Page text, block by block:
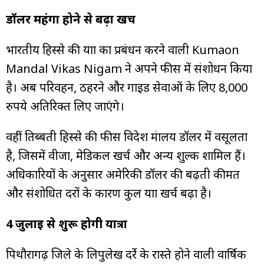
डॉलर महंगा होने से बढ़ा खर्च
भारतीय हिस्से की यात्रा का प्रबंधन करने वाली Kumaon
Mandal Vikas Nigam ने अपने फीस में संशोधन किया
है। अब परिवहन, ठहरने और गाइड सेवाओं के लिए 8,000
रुपये अतिरिक्त लिए जाएंगे।
वहीं तिब्बती हिस्से की फीस विदेश मंत्रालय डॉलर में वसूलता
है, जिसमें वीजा, मेडिकल खर्च और अन्य शुल्क शामिल हैं।
अधिकारियों के अनुसार अमेरिकी डॉलर की बढ़ती कीमत
और संशोधित दरों के कारण कुल यात्रा खर्च बढ़ा है।
4 जुलाई से शुरू होगी यात्रा
पिथौरागढ़ जिले के लिपुलेख दर्रे के रास्ते होने वाली वार्षिक